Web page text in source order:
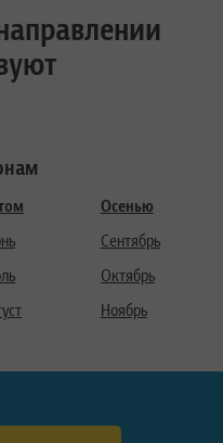
Осенью
Сентябрь
Октябрь
Ноябрь